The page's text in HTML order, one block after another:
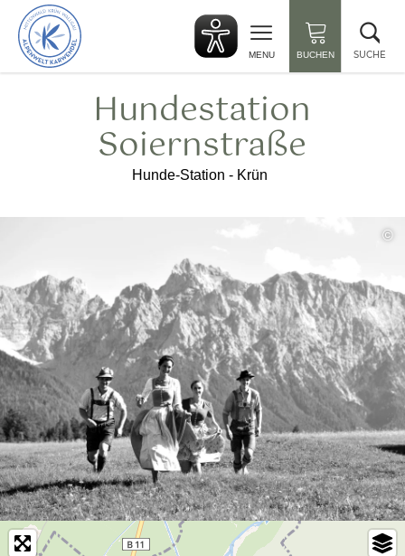
zurück
zur
Startseite
MENU BUCHEN SUCHE
Hundestation
Soiernstraße
Hunde-Station - Krün
©